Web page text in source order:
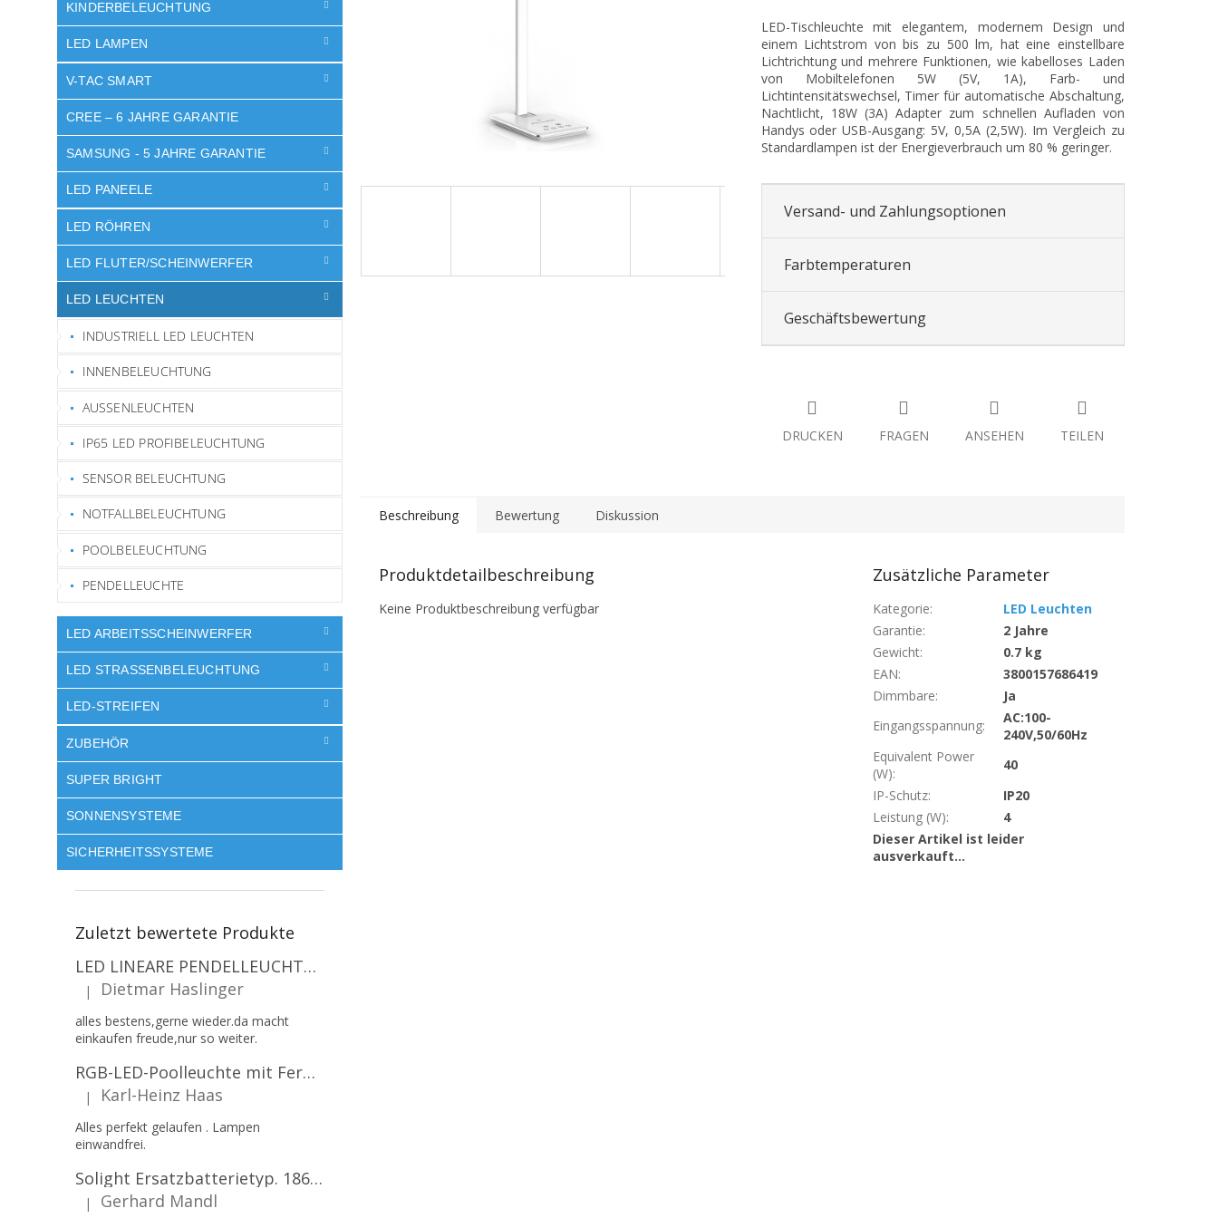
KINDERBELEUCHTUNG
LED LAMPEN
V-TAC SMART
CREE – 6 JAHRE GARANTIE
SAMSUNG - 5 JAHRE GARANTIE
LED PANEELE
LED RÖHREN
LED FLUTER/SCHEINWERFER
LED LEUCHTEN
INDUSTRIELL LED LEUCHTEN
INNENBELEUCHTUNG
AUSSENLEUCHTEN
IP65 LED PROFIBELEUCHTUNG
SENSOR BELEUCHTUNG
NOTFALLBELEUCHTUNG
POOLBELEUCHTUNG
PENDELLEUCHTE
LED ARBEITSSCHEINWERFER
LED STRASSENBELEUCHTUNG
LED-STREIFEN
ZUBEHÖR
SUPER BRIGHT
SONNENSYSTEME
SICHERHEITSSYSTEME
Zuletzt bewertete Produkte
LED LINEARE PENDELLEUCHTE EXECULINE 120CM, 30W, 3750LM, 96°, 4000K, IP20, WEISS [207806]
Die Produktbewertung beträgt 5 von 5 Sternen.
| Dietmar Haslinger
alles bestens,gerne wieder.da macht
einkaufen freude,nur so weiter.
RGB-LED-Poolleuchte mit Fernbedienung, 12W, 1260lm, PAR56, 12V, 1+1 gratis!
Die Produktbewertung beträgt 5 von 5 Sternen.
| Karl-Heinz Haas
Alles perfekt gelaufen . Lampen
einwandfrei.
Solight Ersatzbatterietyp. 18650, 3,7 V, Li-Ion, 2200 mAh [WN900]
Die Produktbewertung beträgt 5 von 5 Sternen.
| Gerhard Mandl
LED-Tischleuchte mit elegantem, modernem Design und
einem Lichtstrom von bis zu 500 lm, hat eine einstellbare
Lichtrichtung und mehrere Funktionen, wie kabelloses Laden
von Mobiltelefonen 5W (5V, 1A), Farb- und
Lichtintensitätswechsel, Timer für automatische Abschaltung,
Nachtlicht, 18W (3A) Adapter zum schnellen Aufladen von
Handys oder USB-Ausgang: 5V, 0,5A (2,5W). Im Vergleich zu
Standardlampen ist der Energieverbrauch um 80 % geringer.
Versand- und Zahlungsoptionen
Farbtemperaturen
Geschäftsbewertung
DRUCKEN FRAGEN ANSEHEN TEILEN
Beschreibung Bewertung Diskussion
Produktdetailbeschreibung
Keine Produktbeschreibung verfügbar
Zusätzliche Parameter
Kategorie:
LED Leuchten
Garantie:
2 Jahre
Gewicht:
0.7 kg
EAN:
3800157686419
Dimmbare:
Ja
Eingangsspannung:
AC:100-
240V,50/60Hz
Equivalent Power
(W):
40
IP-Schutz:
IP20
Leistung (W):
4
Dieser Artikel ist leider
ausverkauft…